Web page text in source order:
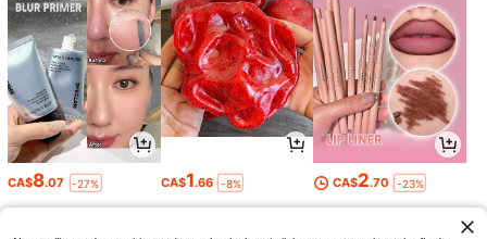
CA$8.07 -27% CA$1.66 -8% CA$2.70 -23%